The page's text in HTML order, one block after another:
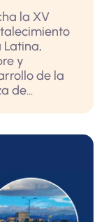
la XV
Latina,
y
de la
de...